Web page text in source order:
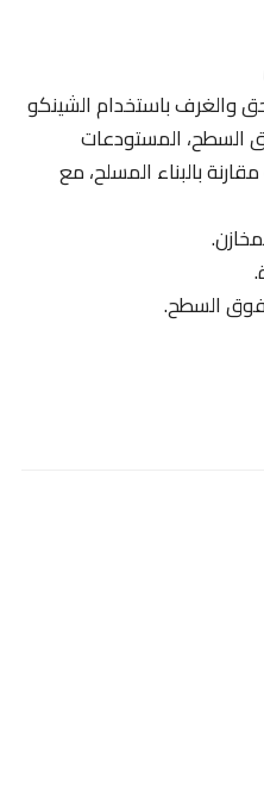
والغرف باستخدام الشينكو
السطح، المستودعات
بالبناء المسلح، مع
فوق السطح.